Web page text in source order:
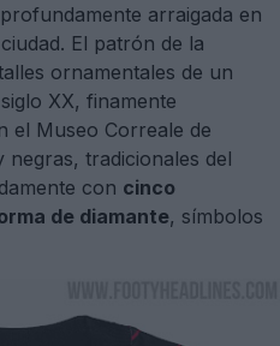
arraigada en
El patrón de la
ornamentales de un
XX, finamente
el Museo Correale de
tradicionales del
con cinco
de diamante, símbolos